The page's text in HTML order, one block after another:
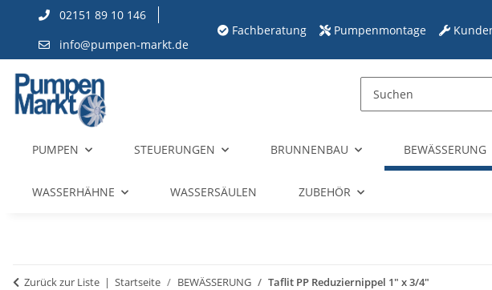
02151 89 10 146
info@pumpen-markt.de
Fachberatung Pumpenmontage
PUMPEN STEUERUNGEN BRUNNENBAU BEWÄSSERUNG
WASSERHÄHNE WASSERSÄULEN ZUBEHÖR
Zurück zur Liste Startseite BEWÄSSERUNG Taflit PP Reduziernippel 1" x 3/4"